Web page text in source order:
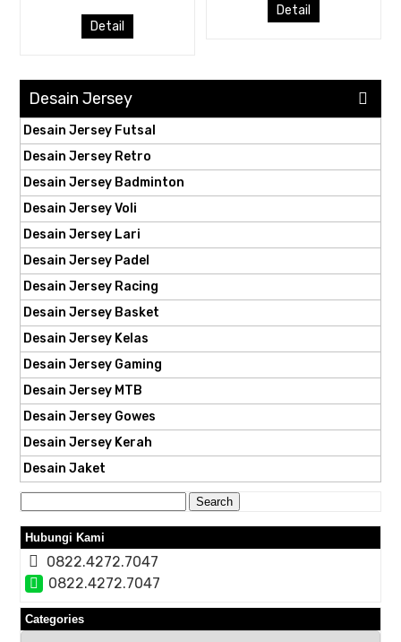
Detail
Detail
Desain Jersey
Desain Jersey Futsal
Desain Jersey Retro
Desain Jersey Badminton
Desain Jersey Voli
Desain Jersey Lari
Desain Jersey Padel
Desain Jersey Racing
Desain Jersey Basket
Desain Jersey Kelas
Desain Jersey Gaming
Desain Jersey MTB
Desain Jersey Gowes
Desain Jersey Kerah
Desain Jaket
for:
Hubungi Kami
0822.4272.7047
0822.4272.7047
Categories
Categories